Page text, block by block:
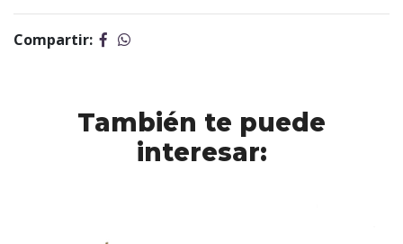
Compartir:
También te puede
interesar: